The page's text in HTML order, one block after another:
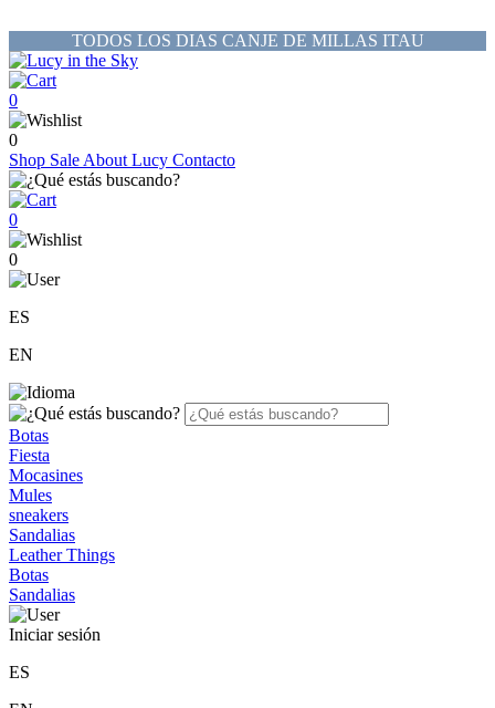
TODOS LOS DIAS CANJE DE MILLAS ITAU
0
0
Shop Sale About Lucy Contacto
0
0
ES
EN
Botas
Fiesta
Mocasines
Mules
sneakers
Sandalias
Leather Things
Botas
Sandalias
Iniciar sesión
ES